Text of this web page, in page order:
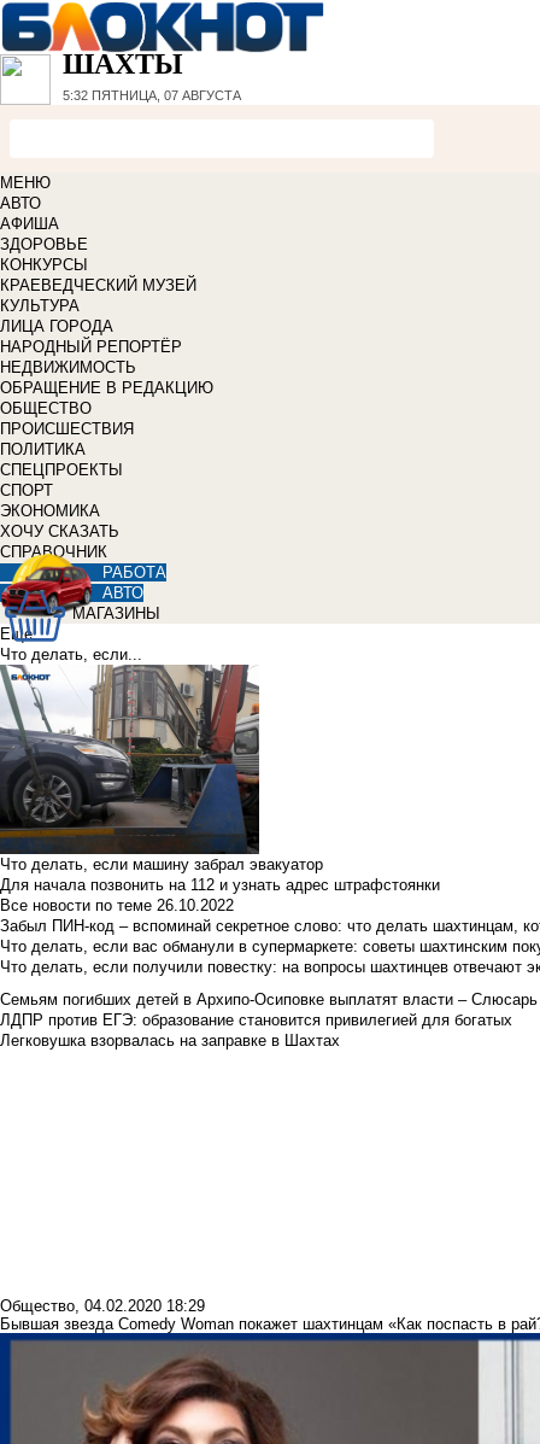
ШАХТЫ
5:32 ПЯТНИЦА, 07 АВГУСТА
МЕНЮ
АВТО
АФИША
ЗДОРОВЬЕ
КОНКУРСЫ
КРАЕВЕДЧЕСКИЙ МУЗЕЙ
КУЛЬТУРА
ЛИЦА ГОРОДА
НАРОДНЫЙ РЕПОРТЁР
НЕДВИЖИМОСТЬ
ОБРАЩЕНИЕ В РЕДАКЦИЮ
ОБЩЕСТВО
ПРОИСШЕСТВИЯ
ПОЛИТИКА
СПЕЦПРОЕКТЫ
СПОРТ
ЭКОНОМИКА
ХОЧУ СКАЗАТЬ
СПРАВОЧНИК
РАБОТА
АВТО
МАГАЗИНЫ
Еще
Что делать, если...
Что делать, если машину забрал эвакуатор
Для начала позвонить на 112 и узнать адрес штрафстоянки
Все новости по теме 26.10.2022
Забыл ПИН-код – вспоминай секретное слово: что делать шахтинцам,
Что делать, если вас обманули в супермаркете: советы шахтинским
Что делать, если получили повестку: на вопросы шахтинцев отвечают
Семьям погибших детей в Архипо-Осиповке выплатят власти – Слюсарь
ЛДПР против ЕГЭ: образование становится привилегией для богатых
Легковушка взорвалась на заправке в Шахтах
Общество, 04.02.2020 18:29
Бывшая звезда Comedy Woman покажет шахтинцам «Как поспасть в